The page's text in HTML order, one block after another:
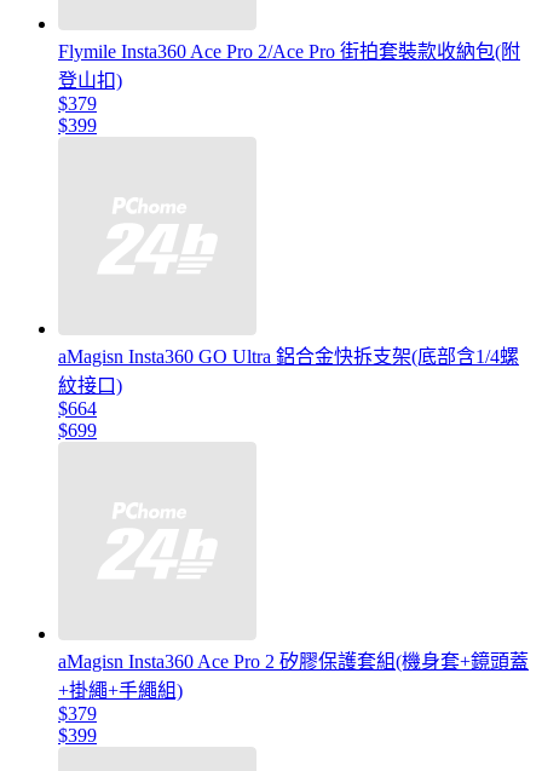
Flymile Insta360 Ace Pro 2/Ace Pro 街拍套裝款收納包(附
登山扣)
$379
$399
aMagisn Insta360 GO Ultra 鋁合金快拆支架(底部含1/4螺
紋接口)
$664
$699
aMagisn Insta360 Ace Pro 2 矽膠保護套組(機身套+鏡頭蓋
+掛繩+手繩組)
$379
$399